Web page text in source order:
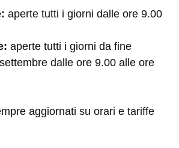
aperte tutti i giorni dalle ore 9.00
aperte tutti i giorni da fine
dalle ore 9.00 alle ore
aggiornati su orari e tariffe